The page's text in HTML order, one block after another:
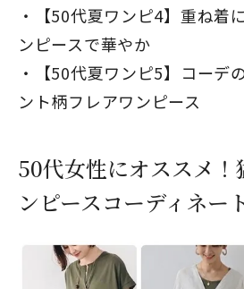
【50代夏ワンピ4】重ね着
ンピースで華やか
【50代夏ワンピ5】コーデ
ント柄フレアワンピース
50代女性にオススメ！
ンピースコーディネー